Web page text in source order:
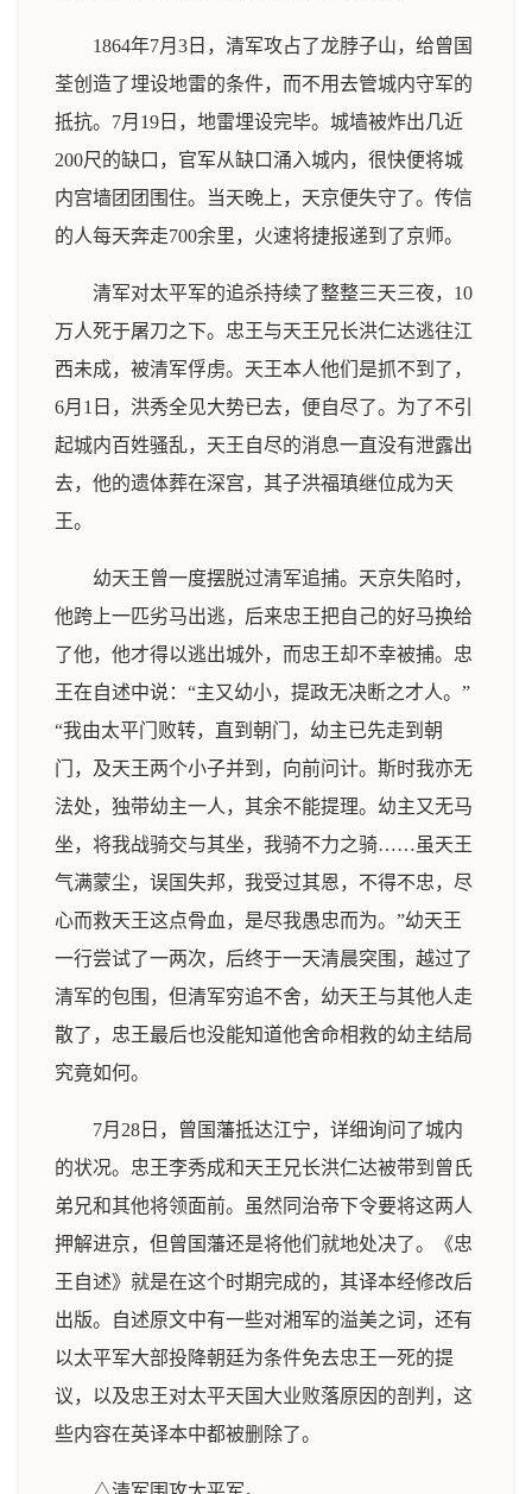
1864年7月3日，清军攻占了龙脖子山，给曾国
荃创造了埋设地雷的条件，而不用去管城内守军的
抵抗。7月19日，地雷埋设完毕。城墙被炸出几近
200尺的缺口，官军从缺口涌入城内，很快便将城
内宫墙团团围住。当天晚上，天京便失守了。传信
的人每天奔走700余里，火速将捷报递到了京师。
清军对太平军的追杀持续了整整三天三夜，10
万人死于屠刀之下。忠王与天王兄长洪仁达逃往江
西未成，被清军俘虏。天王本人他们是抓不到了，
6月1日，洪秀全见大势已去，便自尽了。为了不引
起城内百姓骚乱，天王自尽的消息一直没有泄露出
去，他的遗体葬在深宫，其子洪福瑱继位成为天
王。
幼天王曾一度摆脱过清军追捕。天京失陷时，
他跨上一匹劣马出逃，后来忠王把自己的好马换给
了他，他才得以逃出城外，而忠王却不幸被捕。忠
王在自述中说：“主又幼小，提政无决断之才人。”
“我由太平门败转，直到朝门，幼主已先走到朝
门，及天王两个小子并到，向前问计。斯时我亦无
法处，独带幼主一人，其余不能提理。幼主又无马
坐，将我战骑交与其坐，我骑不力之骑……虽天王
气满蒙尘，误国失邦，我受过其恩，不得不忠，尽
心而救天王这点骨血，是尽我愚忠而为。”幼天王
一行尝试了一两次，后终于一天清晨突围，越过了
清军的包围，但清军穷追不舍，幼天王与其他人走
散了，忠王最后也没能知道他舍命相救的幼主结局
究竟如何。
7月28日，曾国藩抵达江宁，详细询问了城内
的状况。忠王李秀成和天王兄长洪仁达被带到曾氏
弟兄和其他将领面前。虽然同治帝下令要将这两人
押解进京，但曾国藩还是将他们就地处决了。《忠
王自述》就是在这个时期完成的，其译本经修改后
出版。自述原文中有一些对湘军的溢美之词，还有
以太平军大部投降朝廷为条件免去忠王一死的提
议，以及忠王对太平天国大业败落原因的剖判，这
些内容在英译本中都被删除了。